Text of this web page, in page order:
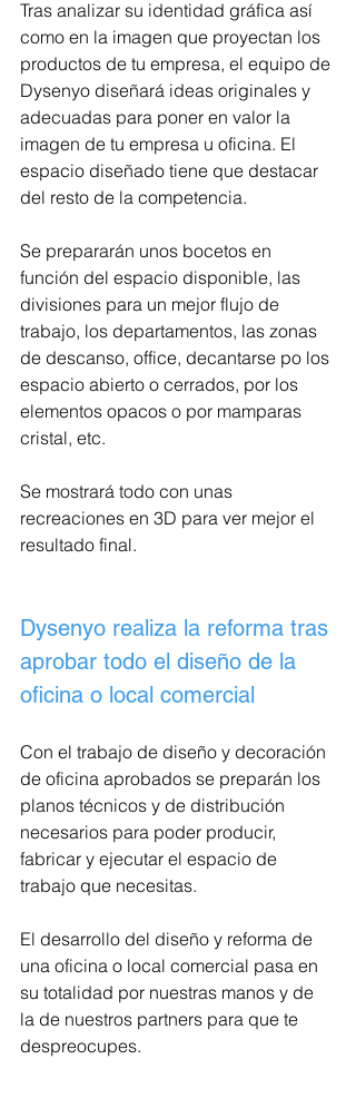
Tras analizar su identidad gráfica así­
como en la imagen que proyectan los
productos de tu empresa, el equipo de
Dysenyo diseñará ideas originales y
adecuadas para poner en valor la
imagen de tu empresa u oficina. El
espacio diseñado tiene que destacar
del resto de la competencia.
Se prepararán unos bocetos en
función del espacio disponible, las
divisiones para un mejor flujo de
trabajo, los departamentos, las zonas
de descanso, office, decantarse po los
espacio abierto o cerrados, por los
elementos opacos o por mamparas
cristal, etc.
Se mostrará todo con unas
recreaciones en 3D para ver mejor el
resultado final.
Dysenyo realiza la reforma tras
aprobar todo el diseño de la
oficina o local comercial
Con el trabajo de diseño y decoración
de oficina aprobados se preparán los
planos técnicos y de distribución
necesarios para poder producir,
fabricar y ejecutar el espacio de
trabajo que necesitas.
El desarrollo del diseño y reforma de
una oficina o local comercial pasa en
su totalidad por nuestras manos y de
la de nuestros partners para que te
despreocupes.